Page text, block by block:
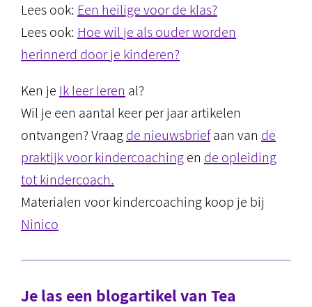
Lees ook: Een heilige voor de klas?
Lees ook: Hoe wil je als ouder worden
herinnerd door je kinderen?
Ken je Ik leer leren al?
Wil je een aantal keer per jaar artikelen
ontvangen? Vraagde nieuwsbriefaan van de
praktijk voor kindercoachingen de opleiding
tot kindercoach.
Materialen voor kindercoaching koop je bij
Ninico
Je las een blogartikel van Tea